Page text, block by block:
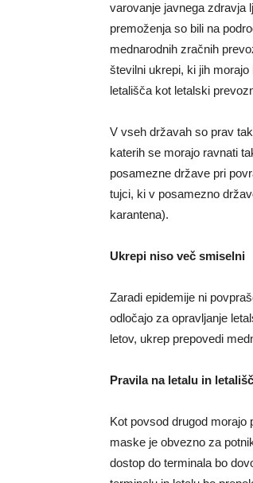
varovanje javnega zdravja
premoženja so bili na
mednarodnih zračnih
številni ukrepi, ki jih morajo
letališča kot letalski
V vseh državah so prav
katerih se morajo ravnati
posamezne države pri
tujci, ki v posamezno
karantena).
Ukrepi niso več smiselni
Zaradi epidemije ni
odločajo za opravljanje
letov, ukrep prepovedi
Pravila na letalu in
Kot povsod drugod morajo
maske je obvezno za
dostop do terminala bo